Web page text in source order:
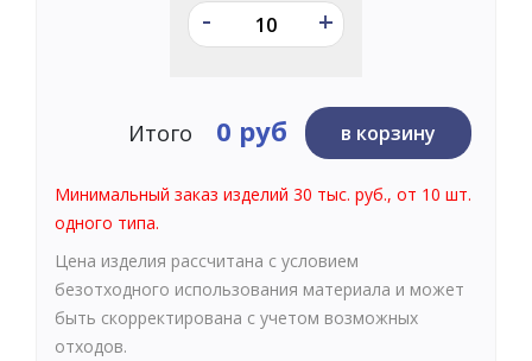
- +
Итого 0 руб в корзину
Минимальный заказ изделий 30 тыс. руб., от 10 шт.
одного типа.
Цена изделия рассчитана с условием
безотходного использования материала и может
быть скорректирована с учетом возможных
отходов.